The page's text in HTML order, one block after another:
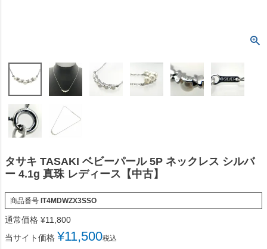
タサキ TASAKI ベビーパール 5P ネックレス シルバ
ー 4.1g 真珠 レディース【中古】
商品番号 IT4MDWZX3SSO
通常価格 ¥11,800
当サイト価格 ¥11,500税込